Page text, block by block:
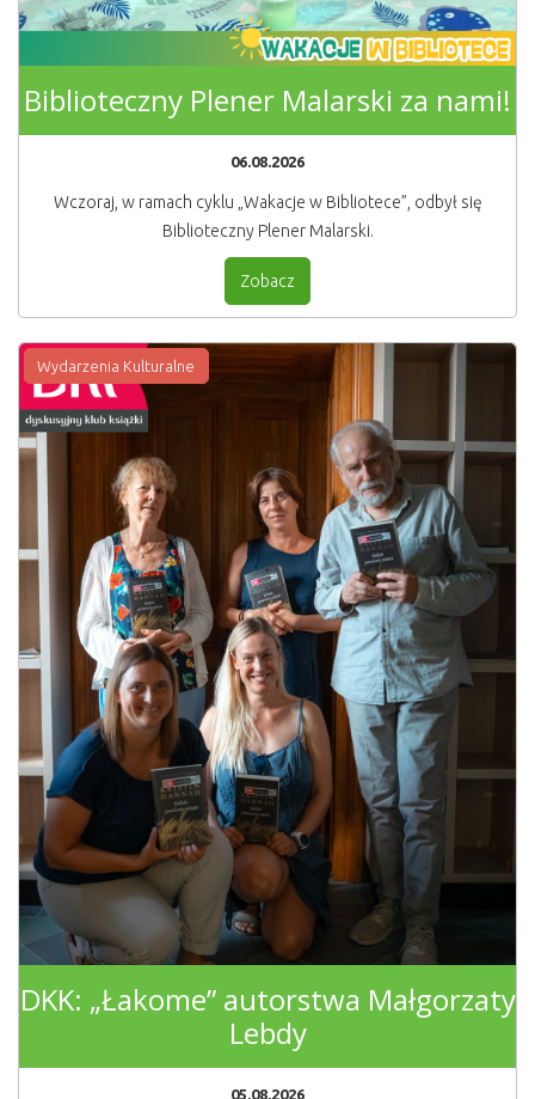
Biblioteczny Plener Malarski za nami!
06.08.2026
Wczoraj, w ramach cyklu „Wakacje w Bibliotece”, odbył się
Biblioteczny Plener Malarski.
Zobacz
Wydarzenia Kulturalne
DKK: „Łakome” autorstwa Małgorzaty
Lebdy
05.08.2026